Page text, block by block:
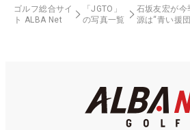
ゴルフ総合サイ
ト ALBA Net
「JGTO」
の写真一覧
石坂友宏が
源は“青い援